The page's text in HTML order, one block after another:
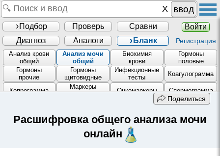
ввод
Подбор Проверь Сравни
Войти
Диагноз
Аналоги Бланк Регистрация
Анализ крови
общий
Анализ мочи
общий
Биохимия
крови
Гормоны
половые
Гормоны
прочие
Гормоны
щитовидные
Инфекционные
тесты
Коагулограмма
Копрограмма
Маркеры
аутоиммунные
Онкомаркеры
Спермограмма
Поделиться
Расшифровка общего анализа мочи
онлайн